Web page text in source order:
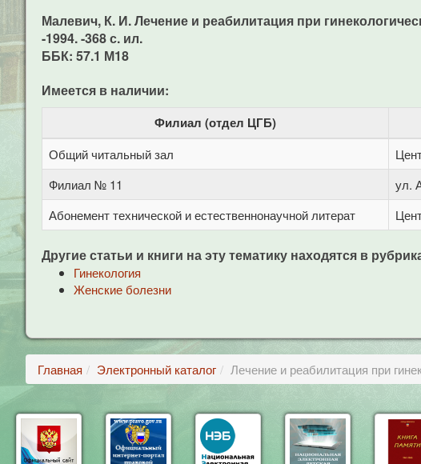
Малевич, К. И. Лечение и реабилитация при
-1994. -368 с. ил.
ББК: 57.1 М18
Имеется в наличии:
Филиал (отдел ЦГБ)
Общий читальный зал
Филиал № 11
ул.
Абонемент технической и естественнонаучной литерат
Другие статьи и книги на эту тематику находятся в
Гинекология
Женские болезни
Главная Электронный каталог Лечение и реабилитация при